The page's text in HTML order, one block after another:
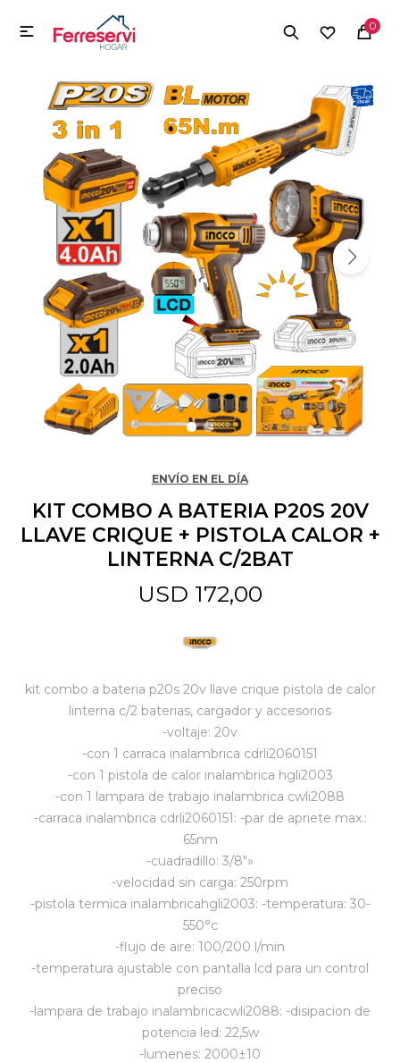
0

ENVÍO EN EL DÍA
KIT COMBO A BATERIA P20S 20V
LLAVE CRIQUE + PISTOLA CALOR +
LINTERNA C/2BAT
USD 172,00
kit combo a bateria p20s 20v llave crique pistola de calor
linterna c/2 baterias, cargador y accesorios
-voltaje: 20v
-con 1 carraca inalambrica cdrli2060151
-con 1 pistola de calor inalambrica hgli2003
-con 1 lampara de trabajo inalambrica cwli2088
-carraca inalambrica cdrli2060151: -par de apriete max.:
65nm
-cuadradillo: 3/8"»
-velocidad sin carga: 250rpm
-pistola termica inalambricahgli2003: -temperatura: 30-
550°c
-flujo de aire: 100/200 l/min
-temperatura ajustable con pantalla lcd para un control
preciso
-lampara de trabajo inalambricacwli2088: -disipacion de
potencia led: 22,5w
-lumenes: 2000±10
MI CUENTA
Herramientas y Construcción
Electrodomésticos
Tecnología
Deportes
Camping
Mascotas
Juguetes y artículos para bebé
Gastronomía
Ferretería